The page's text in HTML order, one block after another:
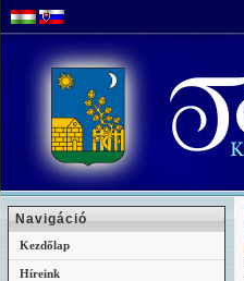
Navigáció
Kezdőlap
Híreink